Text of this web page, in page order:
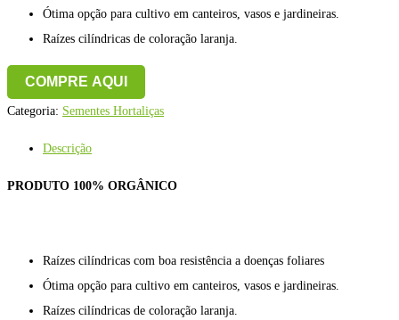
Ótima opção para cultivo em canteiros, vasos e jardineiras.
Raízes cilíndricas de coloração laranja.
COMPRE AQUI
Categoria: Sementes Hortaliças
Descrição
PRODUTO 100% ORGÂNICO
Raízes cilíndricas com boa resistência a doenças foliares
Ótima opção para cultivo em canteiros, vasos e jardineiras.
Raízes cilíndricas de coloração laranja.